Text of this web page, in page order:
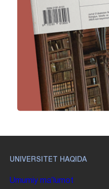
UNIVERSITET HAQIDA
Umumiy maʼlumot